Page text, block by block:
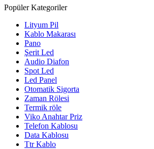
Popüler Kategoriler
Lityum Pil
Kablo Makarası
Pano
Şerit Led
Audio Diafon
Spot Led
Led Panel
Otomatik Sigorta
Zaman Rölesi
Termik röle
Viko Anahtar Priz
Telefon Kablosu
Data Kablosu
Ttr Kablo